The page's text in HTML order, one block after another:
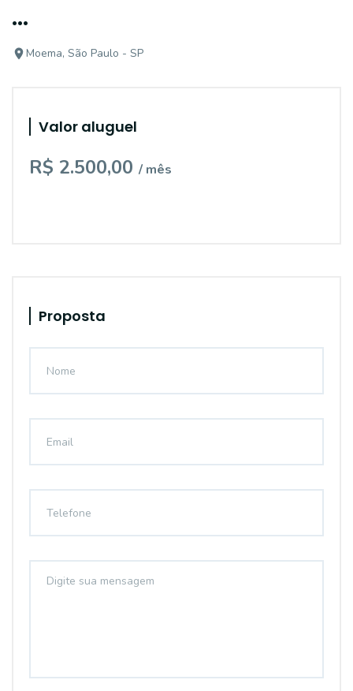
...
Moema, São Paulo - SP
Valor aluguel
R$ 2.500,00 / mês
Proposta